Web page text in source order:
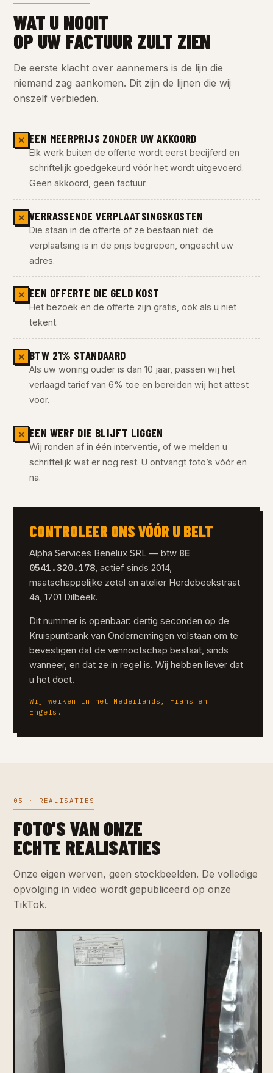
WAT U NOOIT
OP UW FACTUUR ZULT ZIEN
De eerste klacht over aannemers is de lijn die
niemand zag aankomen. Dit zijn de lijnen die wij
onszelf verbieden.
✕ EEN MEERPRIJS ZONDER UW AKKOORD
Elk werk buiten de offerte wordt eerst becijferd en
schriftelijk goedgekeurd vóór het wordt uitgevoerd.
Geen akkoord, geen factuur.
✕ VERRASSENDE VERPLAATSINGSKOSTEN
Die staan in de offerte of ze bestaan niet: de
verplaatsing is in de prijs begrepen, ongeacht uw
adres.
✕ EEN OFFERTE DIE GELD KOST
Het bezoek en de offerte zijn gratis, ook als u niet
tekent.
✕ BTW 21% STANDAARD
Als uw woning ouder is dan 10 jaar, passen wij het
verlaagd tarief van 6% toe en bereiden wij het attest
voor.
✕ EEN WERF DIE BLIJFT LIGGEN
Wij ronden af in één interventie, of we melden u
schriftelijk wat er nog rest. U ontvangt foto’s vóór en
na.
CONTROLEER ONS VÓÓR U BELT
Alpha Services Benelux SRL — btw BE
0541.320.178, actief sinds 2014,
maatschappelijke zetel en atelier Herdebeekstraat
4a, 1701 Dilbeek.
Dit nummer is openbaar: dertig seconden op de
Kruispuntbank van Ondernemingen volstaan om te
bevestigen dat de vennootschap bestaat, sinds
wanneer, en dat ze in regel is. Wij hebben liever dat
u het doet.
Wij werken in het Nederlands, Frans en
Engels.
05 · REALISATIES
FOTO'S VAN ONZE
ECHTE REALISATIES
Onze eigen werven, geen stockbeelden. De volledige
opvolging in video wordt gepubliceerd op onze
TikTok.